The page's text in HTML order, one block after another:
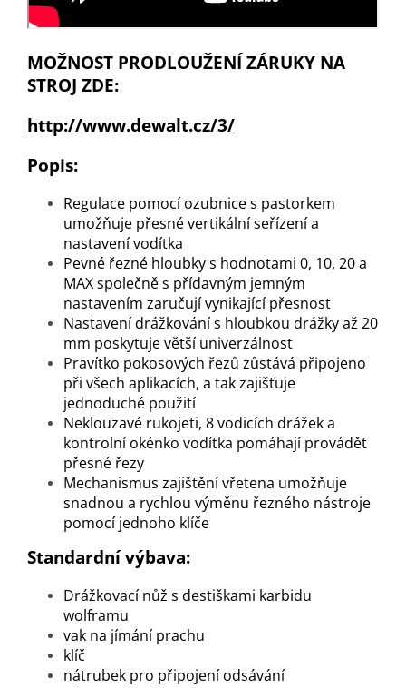
MOŽNOST PRODLOUŽENÍ ZÁRUKY NA
STROJ ZDE:
http://www.dewalt.cz/3/
Popis:
Regulace pomocí ozubnice s pastorkem
umožňuje přesné vertikální seřízení a
nastavení vodítka
Pevné řezné hloubky s hodnotami 0, 10, 20 a
MAX společně s přídavným jemným
nastavením zaručují vynikající přesnost
Nastavení drážkování s hloubkou drážky až 20
mm poskytuje větší univerzálnost
Pravítko pokosových řezů zůstává připojeno
při všech aplikacích, a tak zajišťuje
jednoduché použití
Neklouzavé rukojeti, 8 vodicích drážek a
kontrolní okénko vodítka pomáhají provádět
přesné řezy
Mechanismus zajištění vřetena umožňuje
snadnou a rychlou výměnu řezného nástroje
pomocí jednoho klíče
Standardní výbava:
Drážkovací nůž s destiškami karbidu
wolframu
vak na jímání prachu
klíč
nátrubek pro připojení odsávání